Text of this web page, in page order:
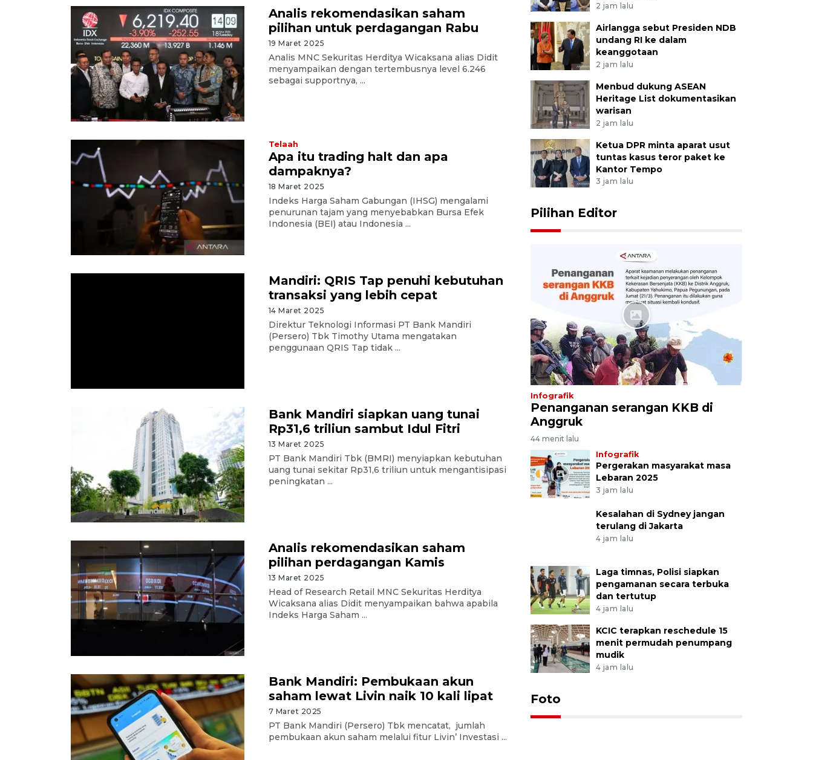
Analis rekomendasikan saham
pilihan untuk perdagangan Rabu
19 Maret 2025
Analis MNC Sekuritas Herditya Wicaksana alias Didit
menyampaikan dengan tertembusnya level 6.246
sebagai supportnya, ...
Telaah
Apa itu trading halt dan apa
dampaknya?
18 Maret 2025
Indeks Harga Saham Gabungan (IHSG) mengalami
penurunan tajam yang menyebabkan Bursa Efek
Indonesia (BEI) atau Indonesia ...
Mandiri: QRIS Tap penuhi kebutuhan
transaksi yang lebih cepat
14 Maret 2025
Direktur Teknologi Informasi PT Bank Mandiri
(Persero) Tbk Timothy Utama mengatakan
penggunaan QRIS Tap tidak ...
Bank Mandiri siapkan uang tunai
Rp31,6 triliun sambut Idul Fitri
13 Maret 2025
PT Bank Mandiri Tbk (BMRI) menyiapkan kebutuhan
uang tunai sekitar Rp31,6 triliun untuk mengantisipasi
peningkatan ...
Analis rekomendasikan saham
pilihan perdagangan Kamis
13 Maret 2025
Head of Research Retail MNC Sekuritas Herditya
Wicaksana alias Didit menyampaikan bahwa apabila
Indeks Harga Saham ...
Bank Mandiri: Pembukaan akun
saham lewat Livin naik 10 kali lipat
7 Maret 2025
PT Bank Mandiri (Persero) Tbk mencatat, jumlah
pembukaan akun saham melalui fitur Livin’ Investasi ...
2 jam lalu
Airlangga sebut Presiden NDB
undang RI ke dalam
keanggotaan
2 jam lalu
Menbud dukung ASEAN
Heritage List dokumentasikan
warisan
2 jam lalu
Ketua DPR minta aparat usut
tuntas kasus teror paket ke
Kantor Tempo
3 jam lalu
Pilihan Editor
Infografik
Penanganan serangan KKB di
Anggruk
44 menit lalu
Infografik
Pergerakan masyarakat masa
Lebaran 2025
3 jam lalu
Kesalahan di Sydney jangan
terulang di Jakarta
4 jam lalu
Laga timnas, Polisi siapkan
pengamanan secara terbuka
dan tertutup
4 jam lalu
KCIC terapkan reschedule 15
menit permudah penumpang
mudik
4 jam lalu
Foto